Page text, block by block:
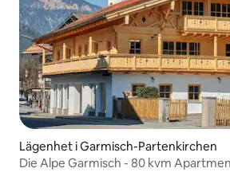
Lägenhet i Garmisch-Partenkirchen
Die Alpe Garmisch - 80 kvm